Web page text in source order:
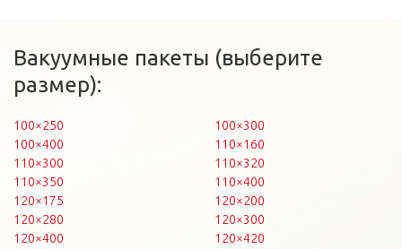
Вакуумные пакеты (выберите
размер):
100×250
100×300
100×400
110×160
110×300
110×320
110×350
110×400
120×175
120×200
120×280
120×300
120×400
120×420